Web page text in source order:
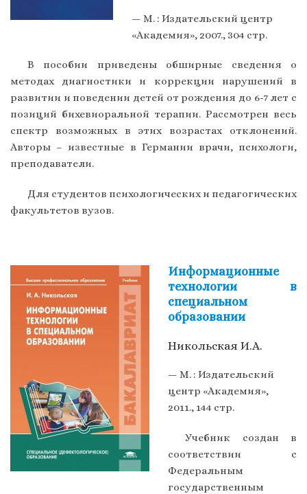
— М. : Издательский центр
«Академия», 2007., 304 стр.
В пособии приведены обширные сведения о
методах диагностики и коррекции нарушений в
развитии и поведении детей от рождения до 6-7 лет с
позиций бихевиоральной терапии. Рассмотрен весь
спектр возможных в этих возрастах отклонений.
Авторы – известные в Германии врачи, психологи,
преподаватели.
Для студентов психологических и педагогических
факультетов вузов.
Информационные
технологии в
специальном
образовании
Никольская И.А.
— М. : Издательский
центр «Академия»,
2011., 144 стр.
Учебник создан в
соответствии с
Федеральным
государственным